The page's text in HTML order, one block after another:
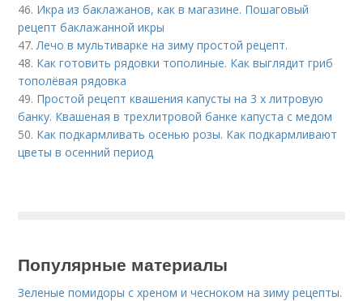
46. Икра из баклажанов, как в магазине. Пошаговый
рецепт баклажанной икры
47.Лечо в мультиварке на зиму простой рецепт.
48. Как готовить рядовки тополиные. Как выглядит гриб
тополёвая рядовка
49. Простой рецепт квашения капусты на 3 х литровую
банку. Квашеная в трехлитровой банке капуста с медом
50. Как подкармливать осенью розы. Как подкармливают
цветы в осенний период
Популярные материалы
Зеленые помидоры с хреном и чесноком на зиму рецепты.